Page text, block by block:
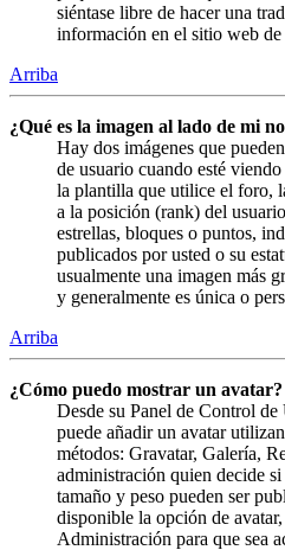
siéntase libre de hacer una
información en el sitio web de
Arriba
¿Qué es la imagen al lado de mi
Hay dos imágenes que
de usuario cuando esté
la plantilla que utilice el foro,
a la posición (rank) del
estrellas, bloques o puntos,
publicados por usted o su
usualmente una imagen más
y generalmente es única o
Arriba
¿Cómo puedo mostrar un avatar?
Desde su Panel de Control
puede añadir un avatar
métodos: Gravatar, Galería,
administración quien decide
tamaño y peso pueden ser
disponible la opción de
Administración para que sea